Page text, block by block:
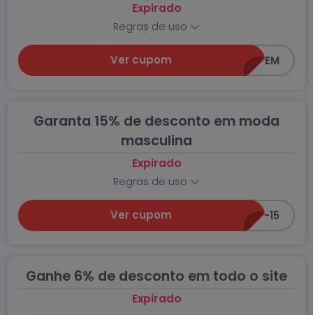
Expirado
Regras de uso
Ver cupom Z0618-FEM
Garanta 15% de desconto em moda
masculina
Expirado
Regras de uso
Ver cupom CEA-GANHE-15
Ganhe 6% de desconto em todo o site
Expirado